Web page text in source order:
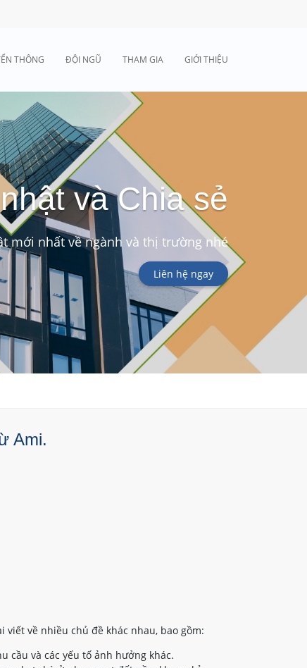
THÔNG ĐỘI NGŨ THAM GIA GIỚI THIỆU
và Chia sẻ
mới nhất về ngành và thị trường nhé
Liên hệ ngay
Ami.
về nhiều chủ đề khác nhau, bao gồm:
cầu và các yếu tố ảnh hưởng khác.